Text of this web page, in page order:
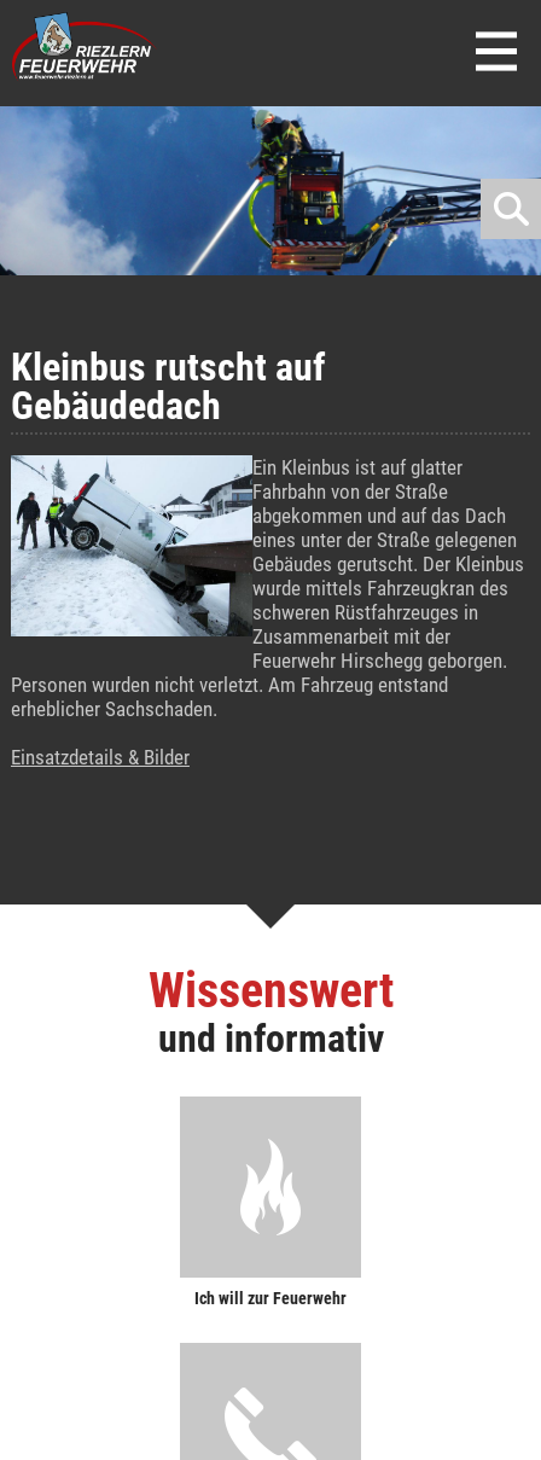
direkt zur Navigation
direkt zum Inhalt
Kleinbus rutscht auf
Gebäudedach
Ein Kleinbus ist auf glatter
Fahrbahn von der Straße
abgekommen und auf das Dach
eines unter der Straße gelegenen
Gebäudes gerutscht. Der Kleinbus
wurde mittels Fahrzeugkran des
schweren Rüstfahrzeuges in
Zusammenarbeit mit der
Feuerwehr Hirschegg geborgen.
Personen wurden nicht verletzt. Am Fahrzeug entstand
erheblicher Sachschaden.
Einsatzdetails & Bilder
Wissenswert
und informativ
Ich will zur Feuerwehr